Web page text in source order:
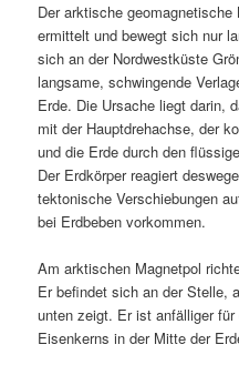
Der arktische
ermittelt und bewegt sich nur
sich an der Nordwestküste
langsame, schwingende
Erde. Die Ursache liegt darin,
mit der Hauptdrehachse, der
und die Erde durch den
Der Erdkörper reagiert
tektonische Verschiebungen
bei Erdbeben vorkommen.
Am arktischen Magnetpol
Er befindet sich an der Stelle,
unten zeigt. Er ist anfälliger
Eisenkerns in der Mitte der